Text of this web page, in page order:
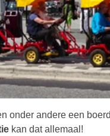
onder andere een
kan dat allemaal!